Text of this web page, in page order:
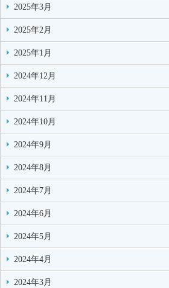
2025年3月
2025年2月
2025年1月
2024年12月
2024年11月
2024年10月
2024年9月
2024年8月
2024年7月
2024年6月
2024年5月
2024年4月
2024年3月